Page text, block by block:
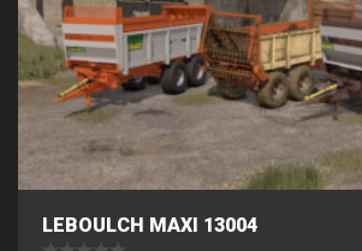
LEBOULCH MAXI 13004